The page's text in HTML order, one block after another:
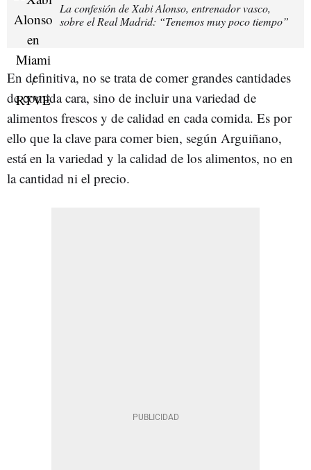
La confesión de Xabi Alonso, entrenador vasco,
sobre el Real Madrid: “Tenemos muy poco tiempo”
En definitiva, no se trata de comer grandes cantidades
de comida cara, sino de incluir una variedad de
alimentos frescos y de calidad en cada comida. Es por
ello que la clave para comer bien, según Arguiñano,
está en la variedad y la calidad de los alimentos, no en
la cantidad ni el precio.